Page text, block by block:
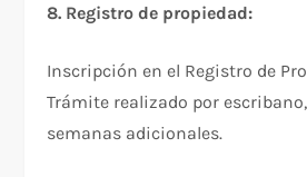
8. Registro de propiedad:
Inscripción en el Registro de
Trámite realizado por
semanas adicionales.